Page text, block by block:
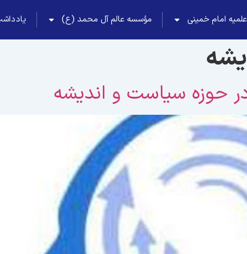
امام خمینی مؤسسه عالم آل محمد (ع)
حوزه سیاست و اندیشه